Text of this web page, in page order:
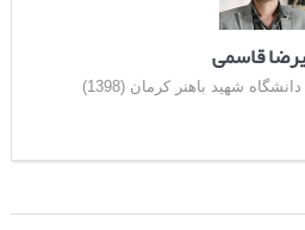
قاسمی
شهید باهنر کرمان (1398)